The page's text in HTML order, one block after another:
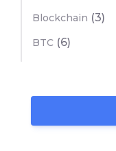
Blockchain (3)
BTC (6)